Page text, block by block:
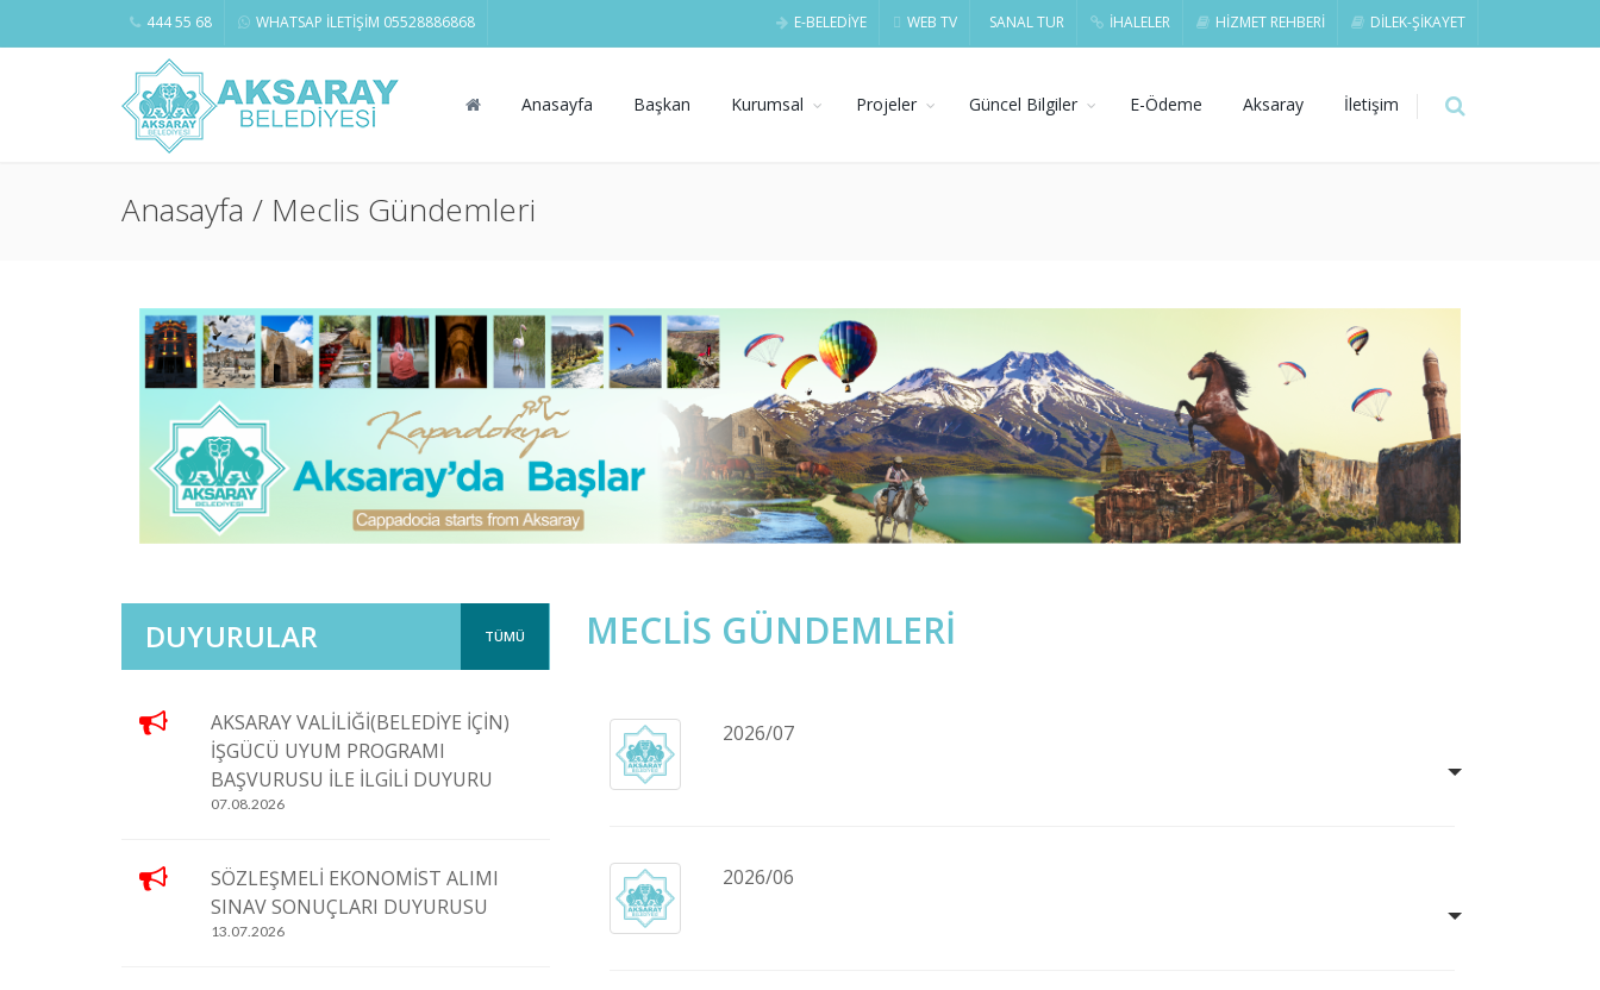
E-BELEDİYE WEB TV SANAL TUR İHALELER HİZMET REHBERİ DİLEK-ŞİKAYET
444 55 68 WHATSAP İLETİŞİM 05528886868
Anasayfa Başkan Kurumsal Projeler Güncel Bilgiler E-Ödeme Aksaray İletişim
Anasayfa / Meclis Gündemleri
TÜMÜ
DUYURULAR
AKSARAY VALİLİĞİ(BELEDİYE İÇİN)
İŞGÜCÜ UYUM PROGRAMI
BAŞVURUSU İLE İLGİLİ DUYURU
07.08.2026
SÖZLEŞMELİ EKONOMİST ALIMI
SINAV SONUÇLARI DUYURUSU
13.07.2026
MECLİS GÜNDEMLERİ
2026/07
2026/06